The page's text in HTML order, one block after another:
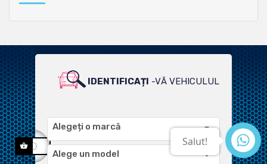
IDENTIFICAȚI -VĂ VEHICULUL
PENTRU O GAMĂ LARGĂ DE
Alegeți o marcă
Alege un model